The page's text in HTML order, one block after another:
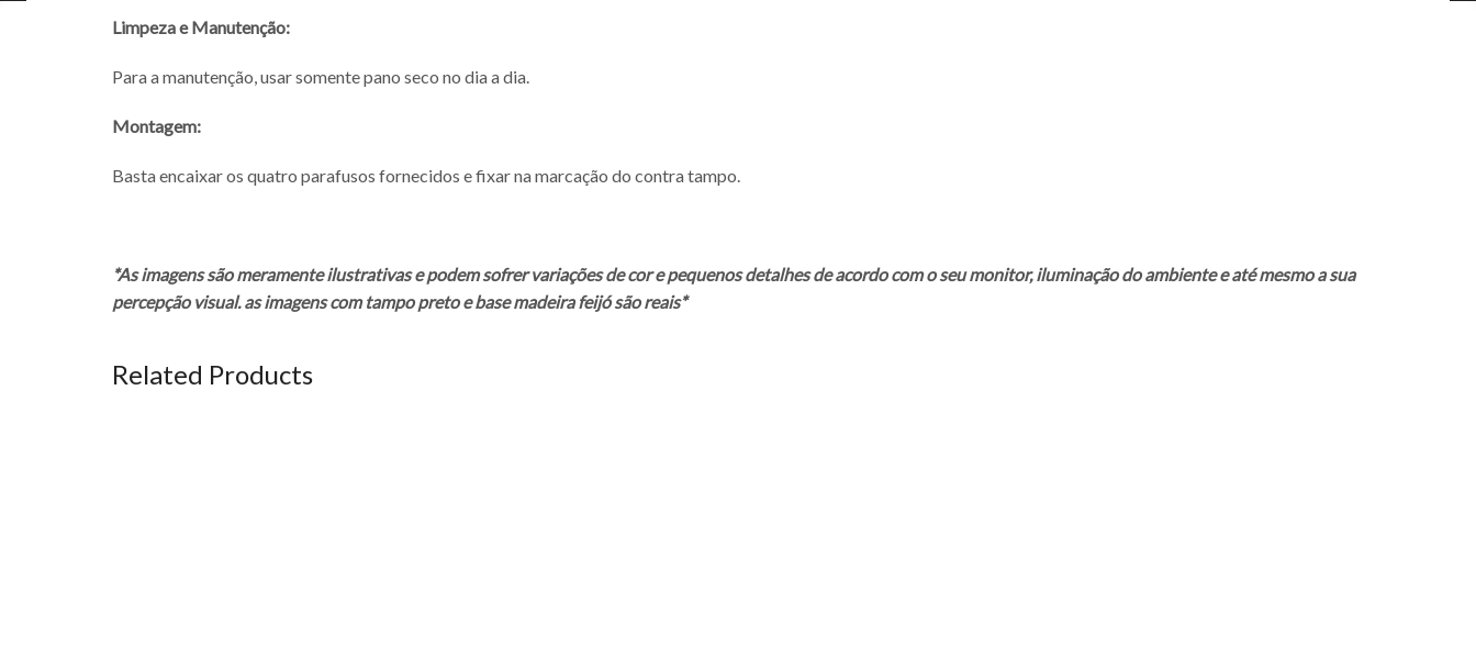
Limpeza e Manutenção:
Para a manutenção, usar somente pano seco no dia a dia.
Montagem:
Basta encaixar os quatro parafusos fornecidos e fixar na marcação do contra tampo.
*As imagens são meramente ilustrativas e podem sofrer variações de cor e pequenos detalhes de acordo com o seu monitor, iluminação do ambiente e até mesmo a sua
percepção visual. as imagens com tampo preto e base madeira feijó são reais*
Related Products